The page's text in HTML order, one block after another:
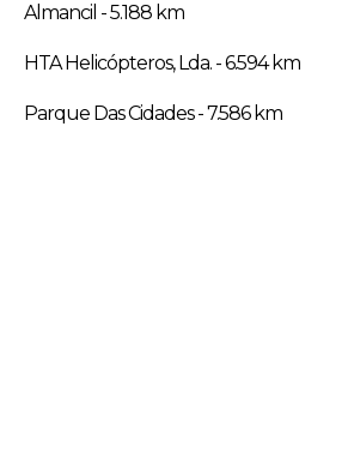
Almancil - 5.188 km
HTA Helicópteros, Lda. - 6.594 km
Parque Das Cidades - 7.586 km